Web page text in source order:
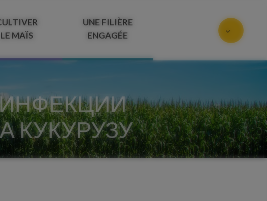
LE MAÏS
UNE FILIÈRE
ENGAGÉE
КУКУРУЗУ